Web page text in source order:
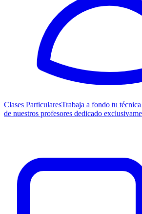
Clases ParticularesTrabaja a fondo tu
de nuestros profesores dedicado